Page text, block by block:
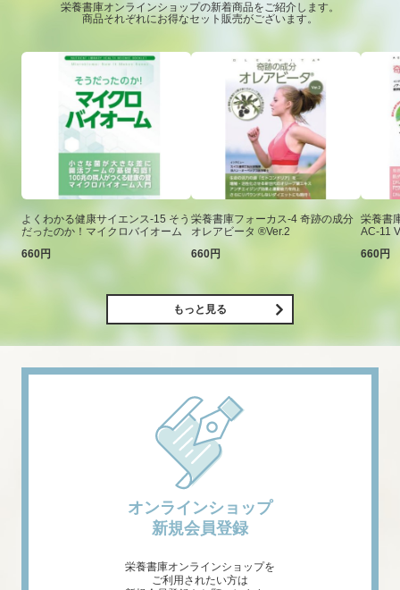
栄養書庫オンラインショップの新着商品をご紹介します。
商品それぞれにお得なセット販売がございます。
よくわかる健康サイエンス-15 そう
だったのか！マイクロバイオーム
660円
栄養書庫フォーカス-4 奇跡の成分
オレアビータ ®Ver.2
660円
栄養書
AC-11
660円
もっと見る
オンラインショップ
新規会員登録
栄養書庫オンラインショップを
ご利用されたい方は